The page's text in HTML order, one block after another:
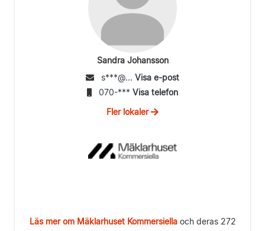
Sandra Johansson
s***@... Visa e-post
070-*** Visa telefon
Fler lokaler
Läs mer om Mäklarhuset Kommersiellaoch deras 272